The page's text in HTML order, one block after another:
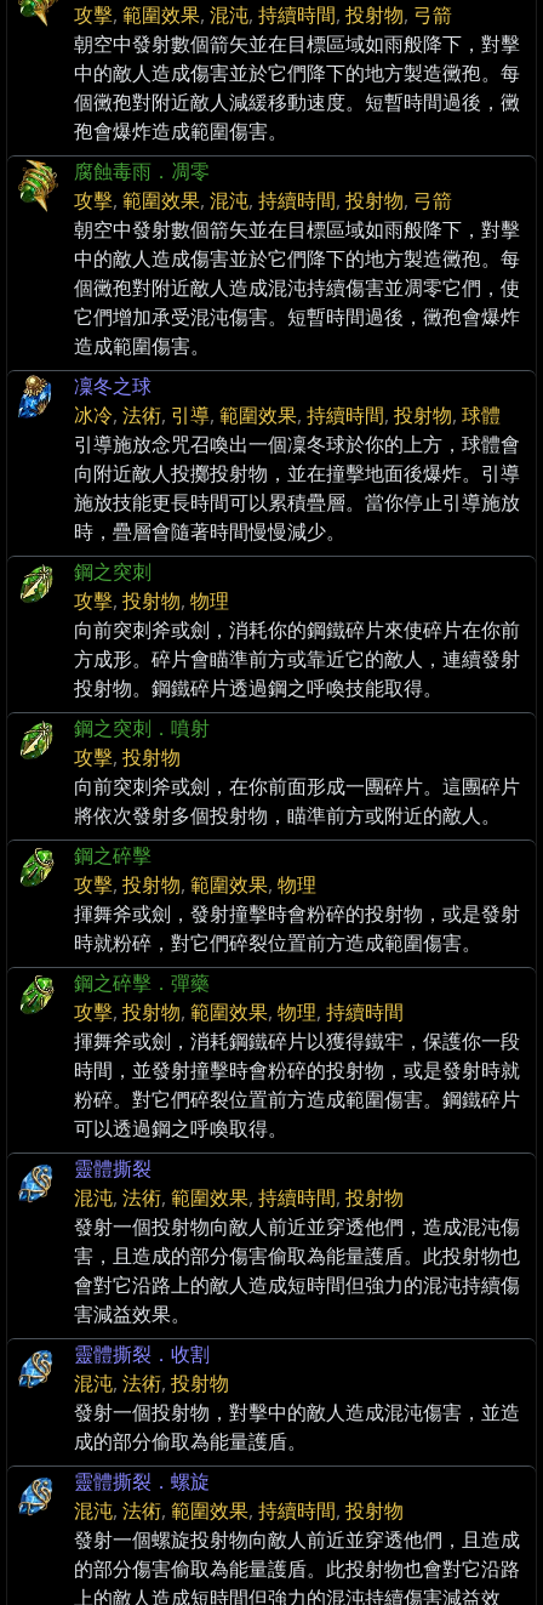
攻擊, 範圍效果, 混沌, 持續時間, 投射物, 弓箭
朝空中發射數個箭矢並在目標區域如雨般降下，對擊
中的敵人造成傷害並於它們降下的地方製造黴孢。每
個黴孢對附近敵人減緩移動速度。短暫時間過後，黴
孢會爆炸造成範圍傷害。
腐蝕毒雨．凋零
攻擊, 範圍效果, 混沌, 持續時間, 投射物, 弓箭
朝空中發射數個箭矢並在目標區域如雨般降下，對擊
中的敵人造成傷害並於它們降下的地方製造黴孢。每
個黴孢對附近敵人造成混沌持續傷害並凋零它們，使
它們增加承受混沌傷害。短暫時間過後，黴孢會爆炸
造成範圍傷害。
凜冬之球
冰冷, 法術, 引導, 範圍效果, 持續時間, 投射物, 球體
引導施放念咒召喚出一個凜冬球於你的上方，球體會
向附近敵人投擲投射物，並在撞擊地面後爆炸。引導
施放技能更長時間可以累積疊層。當你停止引導施放
時，疊層會隨著時間慢慢減少。
鋼之突刺
攻擊, 投射物, 物理
向前突刺斧或劍，消耗你的鋼鐵碎片來使碎片在你前
方成形。碎片會瞄準前方或靠近它的敵人，連續發射
投射物。鋼鐵碎片透過鋼之呼喚技能取得。
鋼之突刺．噴射
攻擊, 投射物
向前突刺斧或劍，在你前面形成一團碎片。這團碎片
將依次發射多個投射物，瞄準前方或附近的敵人。
鋼之碎擊
攻擊, 投射物, 範圍效果, 物理
揮舞斧或劍，發射撞擊時會粉碎的投射物，或是發射
時就粉碎，對它們碎裂位置前方造成範圍傷害。
鋼之碎擊．彈藥
攻擊, 投射物, 範圍效果, 物理, 持續時間
揮舞斧或劍，消耗鋼鐵碎片以獲得鐵牢，保護你一段
時間，並發射撞擊時會粉碎的投射物，或是發射時就
粉碎。對它們碎裂位置前方造成範圍傷害。鋼鐵碎片
可以透過鋼之呼喚取得。
靈體撕裂
混沌, 法術, 範圍效果, 持續時間, 投射物
發射一個投射物向敵人前近並穿透他們，造成混沌傷
害，且造成的部分傷害偷取為能量護盾。此投射物也
會對它沿路上的敵人造成短時間但強力的混沌持續傷
害減益效果。
靈體撕裂．收割
混沌, 法術, 投射物
發射一個投射物，對擊中的敵人造成混沌傷害，並造
成的部分偷取為能量護盾。
靈體撕裂．螺旋
混沌, 法術, 範圍效果, 持續時間, 投射物
發射一個螺旋投射物向敵人前近並穿透他們，且造成
的部分傷害偷取為能量護盾。此投射物也會對它沿路
上的敵人造成短時間但強力的混沌持續傷害減益效